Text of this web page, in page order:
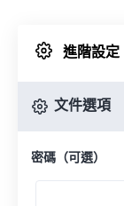
進階設定
文件選項
密碼（可選）